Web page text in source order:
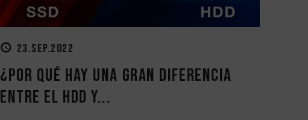
23.SEP.2022
¿Por qué hay una gran diferencia
entre el HDD y...